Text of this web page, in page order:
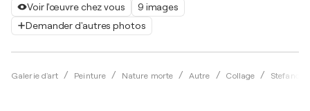
Voir l'œuvre chez vous
9 images
Demander d'autres photos
Galerie d'art Peinture Nature morte Autre Collage Stefano